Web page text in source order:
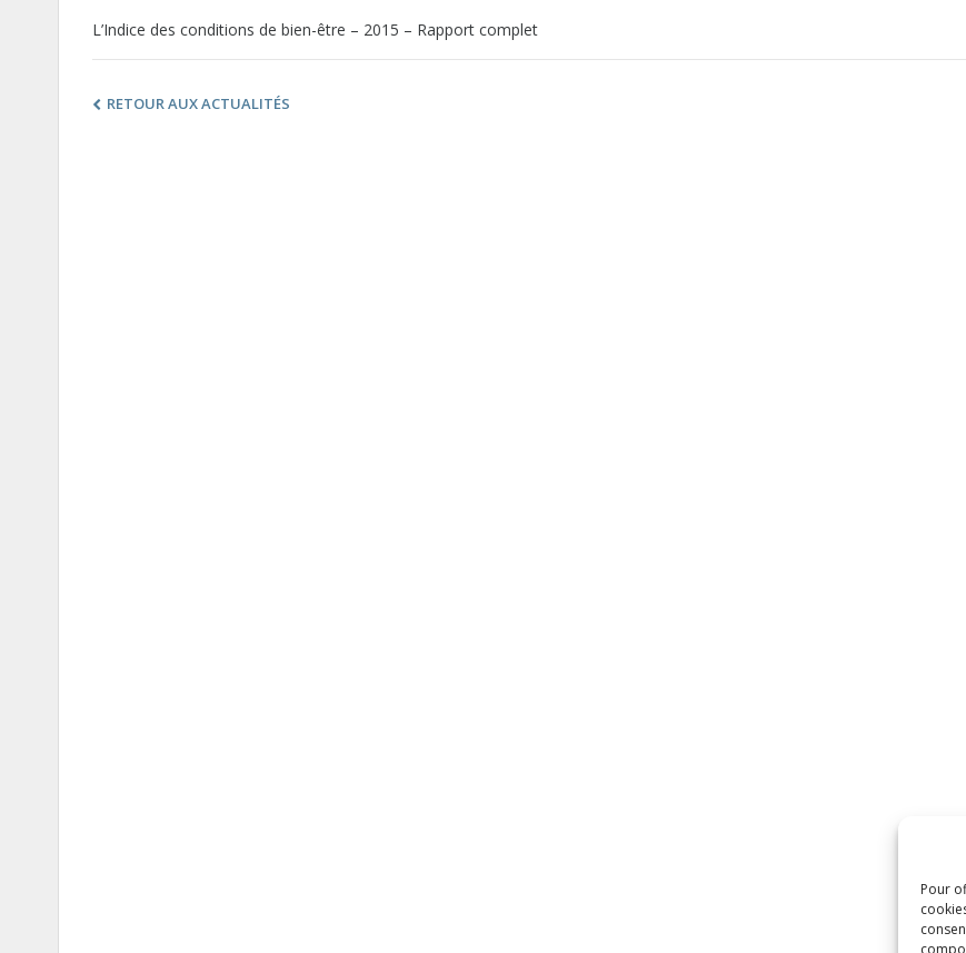
Pour
L’Indice des conditions de bien-être – 2015 – Rapport complet
RETOUR AUX ACTUALITÉS